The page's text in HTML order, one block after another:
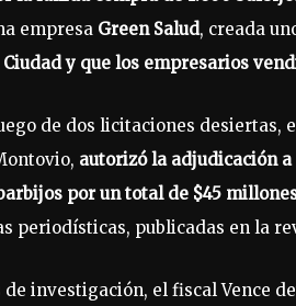
empresa Green Salud, creada
y que los empresarios
de dos licitaciones
autorizó la adjudicación
por un total de $45
periodísticas, publicadas en la
de investigación, el fiscal Vence